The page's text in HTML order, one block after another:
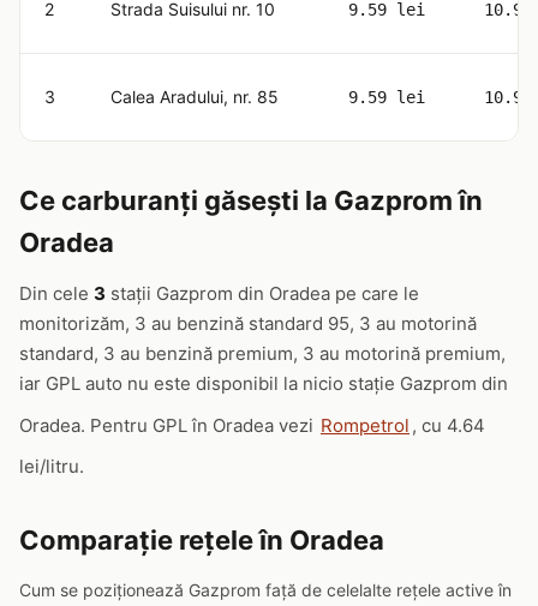
2 Strada Suisului nr. 10 9.59 lei
3 Calea Aradului, nr. 85 9.59 lei
Ce carburanți găsești la Gazprom în
Oradea
Din cele 3 stații Gazprom din Oradea pe care le
monitorizăm, 3 au benzină standard 95, 3 au motorină
standard, 3 au benzină premium, 3 au motorină premium,
iar GPL auto nu este disponibil la nicio stație Gazprom din
Oradea. Pentru GPL în Oradea vezi Rompetrol , cu 4.64
lei/litru.
Comparație rețele în Oradea
Cum se poziționează Gazprom față de celelalte rețele active în